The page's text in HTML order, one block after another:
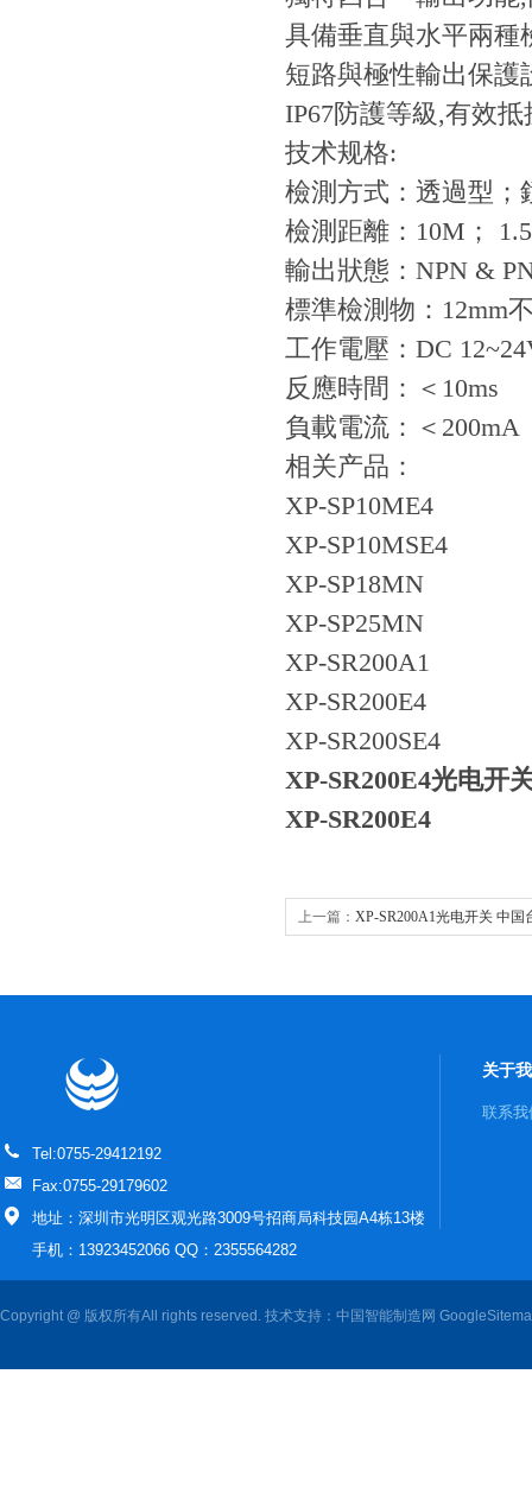
具備垂直與水平兩種
短路與極性輸出保護
IP67防護等級,有效
技术规格:
檢測方式：透過型；
檢測距離：10M；
輸出狀態：NPN &
標準檢測物：12mm
工作電壓：
反應時間
負載電流
相关
XP-
XP-
XP-
XP-
XP-
XP-
XP-
XP-SR200E4光电开
XP-SR200E4
上一篇： XP-SR200A1光电开关 中国
Tel:0755-29412192
Fax:0755-29179602
地址：深圳市光明区观光路3009号招商局科技园A4栋13楼
手机：13923452066 QQ：2355564282
关于
联系我
Copyright @ 版权所有All rights reserved. 技术支持： 中国智能制造网